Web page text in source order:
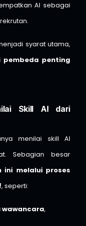
AI sebagai
syarat utama,
pembeda penting
Skill AI dari
menilai skill AI
Sebagian besar
ini melalui proses
, seperti:
wawancara,